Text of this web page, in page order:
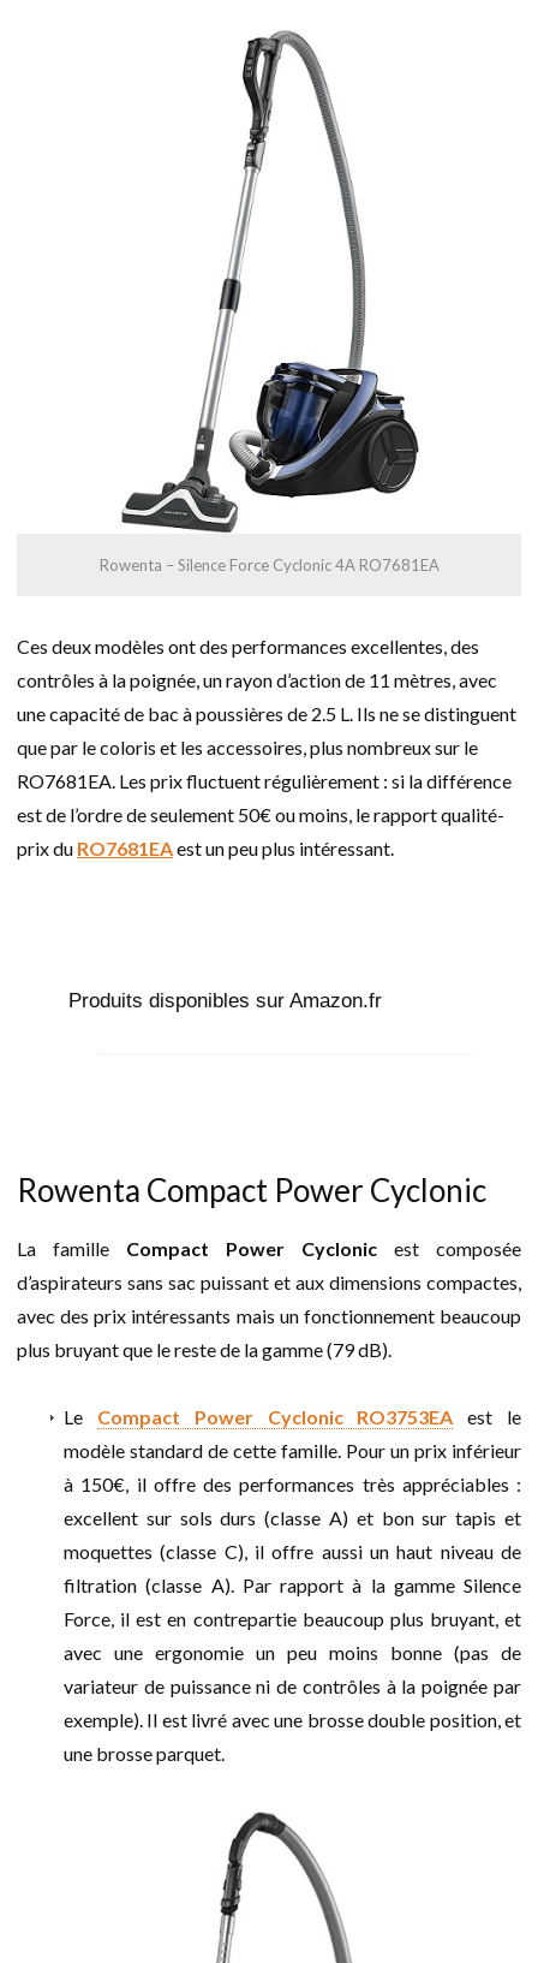
Rowenta – Silence Force Cyclonic 4A RO7681EA
Ces deux modèles ont des performances excellentes, des
contrôles à la poignée, un rayon d’action de 11 mètres, avec
une capacité de bac à poussières de 2.5 L. Ils ne se distinguent
que par le coloris et les accessoires, plus nombreux sur le
RO7681EA. Les prix fluctuent régulièrement : si la différence
est de l’ordre de seulement 50€ ou moins, le rapport qualité-
prix du RO7681EAest un peu plus intéressant.
Produits disponibles sur Amazon.fr
Rowenta Compact Power Cyclonic
La famille Compact Power Cyclonic est composée
d’aspirateurs sans sac puissant et aux dimensions compactes,
avec des prix intéressants mais un fonctionnement beaucoup
plus bruyant que le reste de la gamme (79 dB).
Le Compact Power Cyclonic RO3753EA est le
modèle standard de cette famille. Pour un prix inférieur
à 150€, il offre des performances très appréciables :
excellent sur sols durs (classe A) et bon sur tapis et
moquettes (classe C), il offre aussi un haut niveau de
filtration (classe A). Par rapport à la gamme Silence
Force, il est en contrepartie beaucoup plus bruyant, et
avec une ergonomie un peu moins bonne (pas de
variateur de puissance ni de contrôles à la poignée par
exemple). Il est livré avec une brosse double position, et
une brosse parquet.